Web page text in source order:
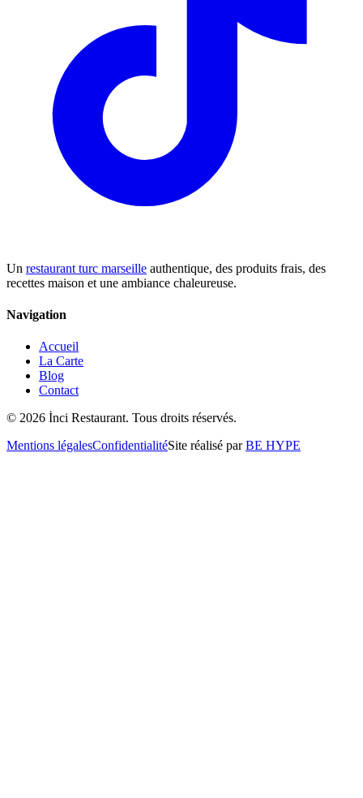
Un restaurant turc marseille authentique, des produits frais, des
recettes maison et une ambiance chaleureuse.
Navigation
Accueil
La Carte
Blog
Contact
© 2026 İnci Restaurant. Tous droits réservés.
Mentions légalesConfidentialitéSite réalisé par BE HYPE